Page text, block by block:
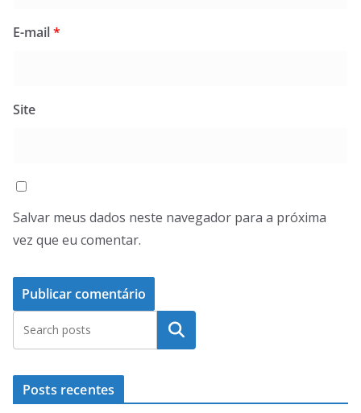
E-mail*
Site
Salvar meus dados neste navegador para a próxima
vez que eu comentar.
Pesquisar
Posts recentes